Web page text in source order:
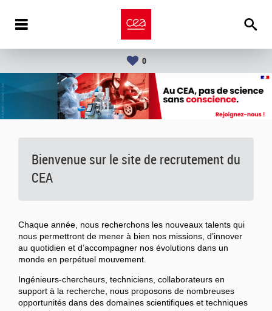
0
Bienvenue sur le site de recrutement du
CEA
Chaque année, nous recherchons les nouveaux talents qui
nous permettront de mener à bien nos missions, d’innover
au quotidien et d’accompagner nos évolutions dans un
monde en perpétuel mouvement.
Ingénieurs-chercheurs, techniciens, collaborateurs en
support à la recherche, nous proposons de nombreuses
opportunités dans des domaines scientifiques et techniques